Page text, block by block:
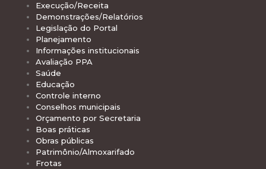
Execução/Receita
Demonstrações/Relatórios
Legislação do Portal
Planejamento
Informações institucionais
Avaliação PPA
Saúde
Educação
Controle interno
Conselhos municipais
Orçamento por Secretaria
Boas práticas
Obras públicas
Patrimônio/Almoxarifado
Frotas